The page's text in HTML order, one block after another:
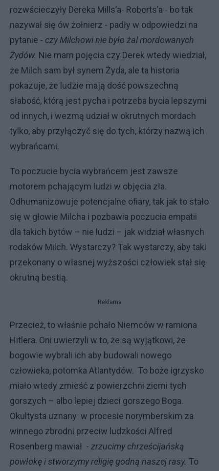
rozwścieczyły Dereka Mills’a- Roberts’a - bo tak
nazywał się ów żołnierz - padły w odpowiedzi na
pytanie - czy Milchowi nie było żal mordowanych
Żydów. Nie mam pojęcia czy Derek wtedy wiedział,
że Milch sam był synem Żyda, ale ta historia
pokazuje, że ludzie mają dość powszechną
słabość, którą jest pycha i potrzeba bycia lepszymi
od innych, i wezmą udział w okrutnych mordach
tylko, aby przyłączyć się do tych, którzy nazwą ich
wybrańcami.
To poczucie bycia wybrańcem jest zawsze
motorem pchającym ludzi w objęcia zła.
Odhumanizowuje potencjalne ofiary, tak jak to stało
się w głowie Milcha i pozbawia poczucia empatii
dla takich bytów – nie ludzi – jak widział własnych
rodaków Milch. Wystarczy? Tak wystarczy, aby taki
przekonany o własnej wyższości człowiek stał się
okrutną bestią.
Reklama
Przecież, to właśnie pchało Niemców w ramiona
Hitlera. Oni uwierzyli w to, że są wyjątkowi, że
bogowie wybrali ich aby budowali nowego
człowieka, potomka Atlantydów. To boże igrzysko
miało wtedy zmieść z powierzchni ziemi tych
gorszych – albo lepiej dzieci gorszego Boga.
Okultysta uznany w procesie norymberskim za
winnego zbrodni przeciw ludzkości Alfred
Rosenberg mawiał - zrzucimy chrześcijańską
powłokę i stworzymy religię godną naszej rasy. To